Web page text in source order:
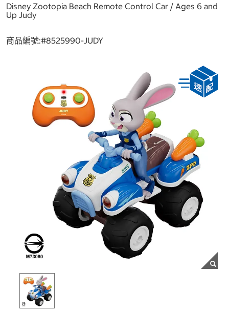
Disney Zootopia Beach Remote Control Car / Ages 6 and
Up Judy
商品編號:#8525990-JUDY